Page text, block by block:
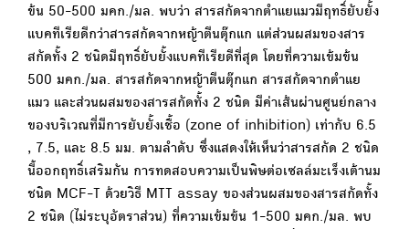
ข้น 50-500 มคก./มล. พบว่า สารสกัดจากตำแยแมวมีฤทธิ์ยับยั้ง
แบคทีเรียดีกว่าสารสกัดจากหญ้าตีนตุ๊กแก แต่ส่วนผสมของสาร
สกัดทั้ง 2 ชนิดมีฤทธิ์ยับยั้งแบคทีเรียดีที่สุด โดยที่ความเข้มข้น
500 มคก./มล. สารสกัดจากหญ้าตีนตุ๊กแก สารสกัดจากตำแย
แมว และส่วนผสมของสารสกัดทั้ง 2 ชนิด มีค่าเส้นผ่านศูนย์กลาง
ของบริเวณที่มีการยับยั้งเชื้อ (zone of inhibition) เท่ากับ 6.5
, 7.5, และ 8.5 มม. ตามลำดับ ซึ่งแสดงให้เห็นว่าสารสกัด 2 ชนิด
นี้ออกฤทธิ์เสริมกัน การทดสอบความเป็นพิษต่อเซลล์มะเร็งเต้านม
ชนิด MCF-T ด้วยวิธี MTT assay ของส่วนผสมของสารสกัดทั้ง
2 ชนิด (ไม่ระบุอัตราส่วน) ที่ความเข้มข้น 1-500 มคก./มล. พบ